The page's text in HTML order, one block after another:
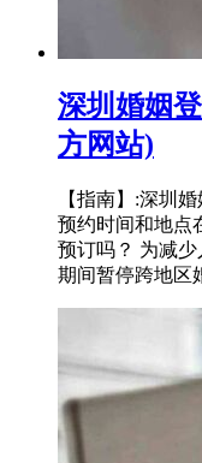
深圳婚姻
方网站)
【指南】:深圳
预约时间和地点
预订吗？ 为减
期间暂停跨地区